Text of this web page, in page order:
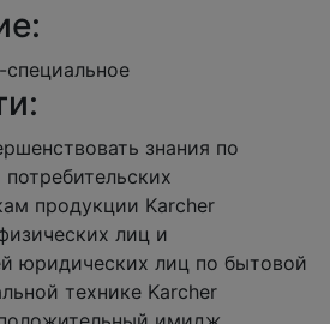
знания по
продукции Karcher
лиц и
юридических лиц по бытовой
технике Karcher